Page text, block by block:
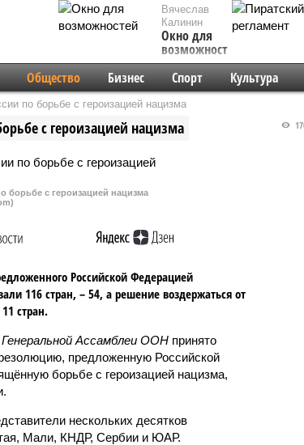
Вячеслав
Калинин
Окно для
возможностей
Общество Бизнес Спорт Культура
по борьбе с героизацией нацизма
с героизацией нацизма
с героизацией нацизма
Российской Федерацией
116 стран, – 54, а решение воздержаться от
стран.
Генеральной Ассамблеи ООНпринято
предложенную Российской
борьбе с героизацией нацизма,
нескольких десятков
Мали, КНДР, Сербии и ЮАР.